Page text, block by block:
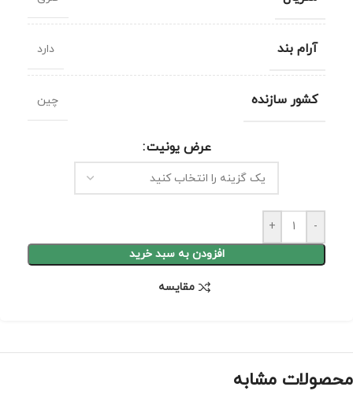
آرام بند دارد
کشور سازنده چین
عرض یونیت
-
+
افزودن به سبد خرید
مقايسه
محصولات مشابه